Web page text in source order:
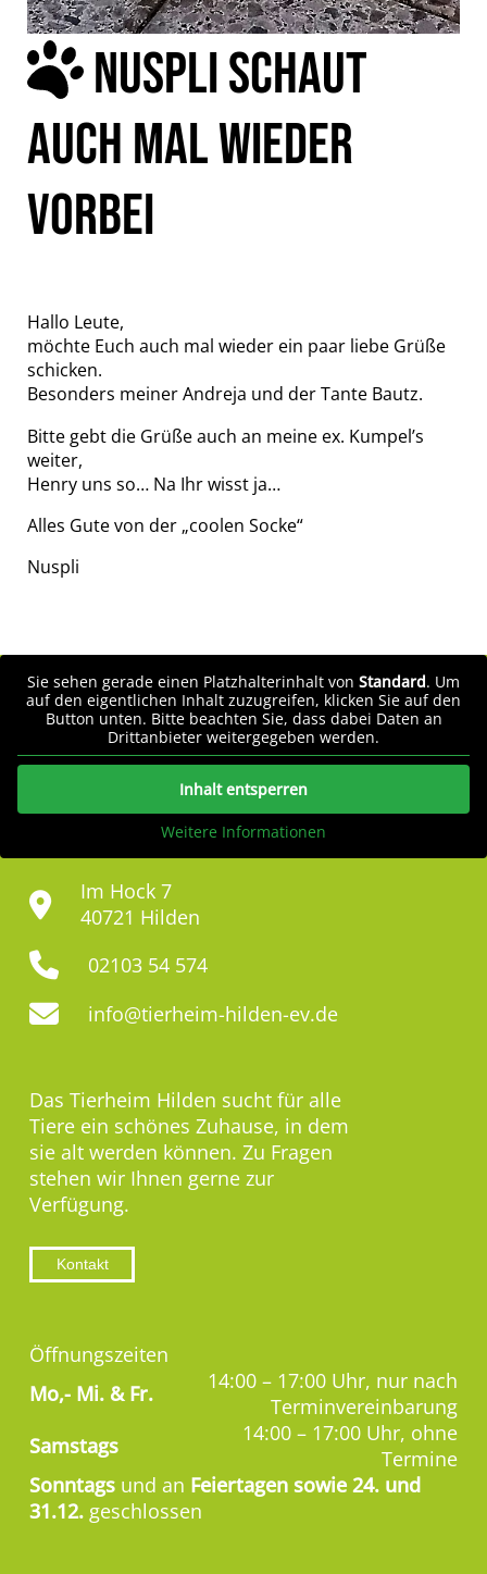
NUSPLI SCHAUT
AUCH MAL WIEDER
VORBEI
Hallo Leute,
möchte Euch auch mal wieder ein paar liebe Grüße
schicken.
Besonders meiner Andreja und der Tante Bautz.
Bitte gebt die Grüße auch an meine ex. Kumpel’s
weiter,
Henry uns so… Na Ihr wisst ja…
Alles Gute von der „coolen Socke“
Nuspli
Sie sehen gerade einen Platzhalterinhalt von Standard. Um
auf den eigentlichen Inhalt zuzugreifen, klicken Sie auf den
Button unten. Bitte beachten Sie, dass dabei Daten an
Drittanbieter weitergegeben werden.
Inhalt entsperren
Weitere Informationen
Im Hock 7
40721 Hilden
02103 54 574
info@tierheim-hilden-ev.de
Das Tierheim Hilden sucht für alle
Tiere ein schönes Zuhause, in dem
sie alt werden können. Zu Fragen
stehen wir Ihnen gerne zur
Verfügung.
Kontakt
Öffnungszeiten
Mo,- Mi. & Fr.
14:00 – 17:00 Uhr, nur nach
Terminvereinbarung
Samstags
14:00 – 17:00 Uhr, ohne
Termine
Sonntags und an Feiertagen sowie 24. und
31.12. geschlossen